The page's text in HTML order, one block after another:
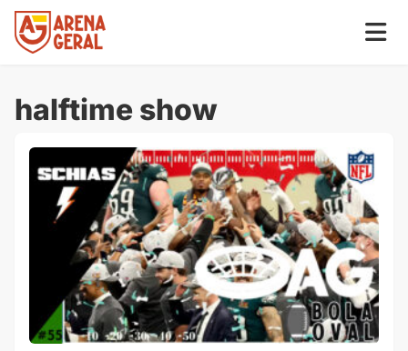
halftime show